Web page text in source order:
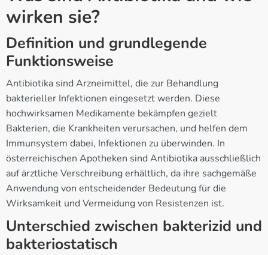
wirken sie?
Definition und grundlegende
Funktionsweise
Antibiotika sind Arzneimittel, die zur Behandlung
bakterieller Infektionen eingesetzt werden. Diese
hochwirksamen Medikamente bekämpfen gezielt
Bakterien, die Krankheiten verursachen, und helfen dem
Immunsystem dabei, Infektionen zu überwinden. In
österreichischen Apotheken sind Antibiotika ausschließlich
auf ärztliche Verschreibung erhältlich, da ihre sachgemäße
Anwendung von entscheidender Bedeutung für die
Wirksamkeit und Vermeidung von Resistenzen ist.
Unterschied zwischen bakterizid und
bakteriostatisch